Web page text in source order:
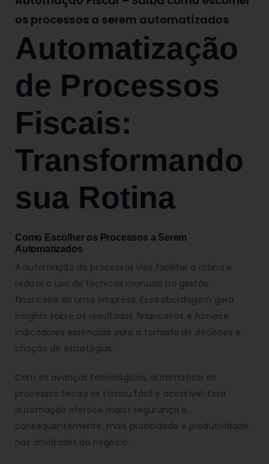
os processos a serem automatizados
Automatização
de Processos
Fiscais:
Transformando
sua Rotina
Como Escolher os Processos a Serem
Automatizados
A automação de processos visa facilitar a rotina e
reduzir o uso de técnicas manuais na gestão
financeira de uma empresa. Essa abordagem gera
insights sobre os resultados financeiros e fornece
indicadores essenciais para a tomada de decisões e
criação de estratégias.
Com os avanços tecnológicos, automatizar os
processos fiscais se tornou fácil e acessível. Essa
automação oferece maior segurança e,
consequentemente, mais praticidade e produtividade
nas atividades do negócio.